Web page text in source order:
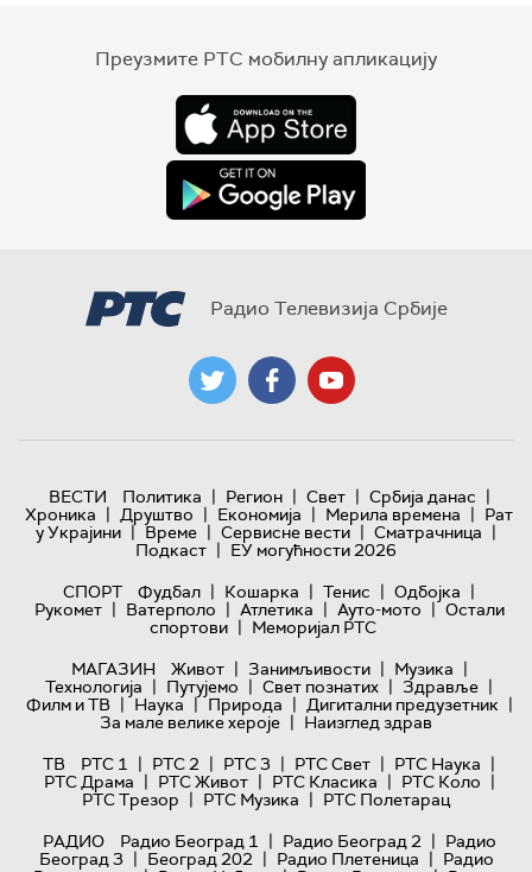
Преузмите РТС мобилну апликацију
Радио Телевизија Србије
ВЕСТИ Политика | Регион | Свет | Србија данас |
Хроника | Друштво | Економија | Мерила времена | Рат
у Украјини | Време | Сервисне вести | Сматрачница |
Подкаст | ЕУ могућности 2026
СПОРТ
Фудбал | Кошарка | Тенис | Одбојка |
Рукомет | Ватерполо | Атлетика | Ауто-мото | Остали
спортови | Меморијал РТС
МАГАЗИН
Живот | Занимљивости | Музика |
Технологијa | Путујемо | Свет познатих | Здравље |
Филм и ТВ | Наука | Природа | Дигитални предузетник |
За мале велике хероје | Наизглед здрав
ТВ
РТС 1 | РТС 2 | РТС 3 | РТС Свет | РТС Наука |
РТС Драма | РТС Живот | РТС Класика | РТС Коло |
РТС Трезор | РТС Музика | РТС Полетарац
РАДИО
Радио Београд 1 | Радио Београд 2 | Радио
Београд 3 | Београд 202 | Радио Плетеница | Радио